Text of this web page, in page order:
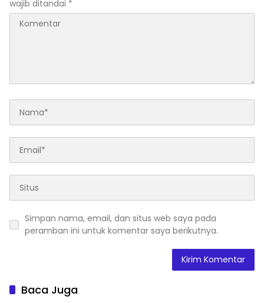
wajib ditandai *
Simpan nama, email, dan situs web saya pada
peramban ini untuk komentar saya berikutnya.
Baca Juga